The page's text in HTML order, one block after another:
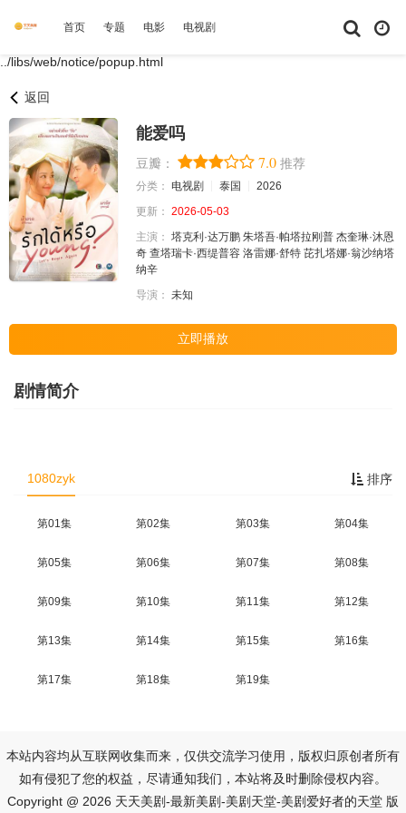
首页 专题 电影 电视剧 短剧大全 体育
../libs/web/notice/popup.html
返回
能爱吗
豆瓣： 7.0 推荐
分类： 电视剧 泰国
2026
更新： 2026-05-03
主演： 塔克利·达万鹏 朱塔吾·帕塔拉刚普 杰奎琳·沐恩
奇 查塔瑞卡·西缇普容 洛雷娜·舒特 芘扎塔娜·翁沙纳塔
纳辛
导演： 未知
立即播放
剧情简介
排序
1080zyk
第01集 第02集 第03集 第04集
第05集 第06集 第07集 第08集
第09集 第10集 第11集 第12集
第13集 第14集 第15集 第16集
第17集 第18集 第19集
本站内容均从互联网收集而来，仅供交流学习使用，版权归原创者所有
如有侵犯了您的权益，尽请通知我们，本站将及时删除侵权内容。
Copyright @ 2026 天天美剧-最新美剧-美剧天堂-美剧爱好者的天堂 版